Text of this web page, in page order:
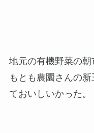
地元の有機野菜の
もとも農園さんの
ておいしいかった。